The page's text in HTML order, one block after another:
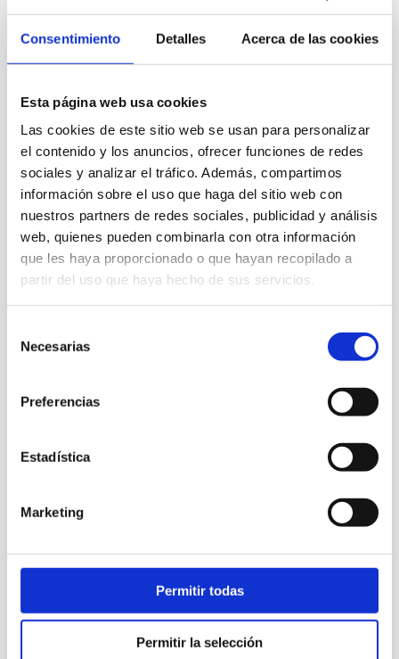
Consentimiento Detalles Acerca de las cookies
Esta página web usa cookies
Las cookies de este sitio web se usan para personalizar
el contenido y los anuncios, ofrecer funciones de redes
sociales y analizar el tráfico. Además, compartimos
información sobre el uso que haga del sitio web con
nuestros partners de redes sociales, publicidad y análisis
web, quienes pueden combinarla con otra información
que les haya proporcionado o que hayan recopilado a
partir del uso que haya hecho de sus servicios.
Necesarias
Preferencias
Estadística
Marketing
Permitir todas
Permitir la selección
frases para facilitar su lectura en dispositivos
móviles.
Entonces,
¿Por qué necesitas un
copywriter?
Pues, porque
¡chat GPT
escribe artículos
para sosos!
Cualquiera que me conozca sabe
coma,que yo no he escrito ese artículo.